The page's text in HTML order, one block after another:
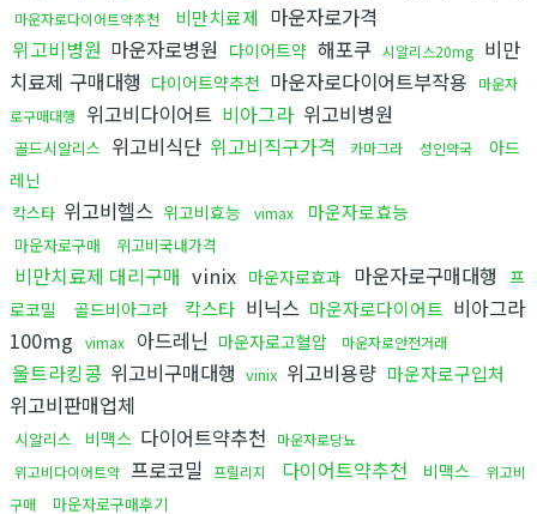
마운자로다이어트약추천 비만치료제 마운자로가격
위고비병원 마운자로병원 다이어트약 해포쿠 시알리스20mg 비만
치료제 구매대행 다이어트약추천 마운자로다이어트부작용
마운자
로구매대행
위고비다이어트 비아그라 위고비병원
골드시알리스 위고비식단 위고비직구가격 카마그라 성인약국
아드
레닌
칵스타 위고비헬스 위고비효능 vimax 마운자로효능
마운자로구매 위고비국내가격
비만치료제 대리구매 vinix 마운자로효과 마운자로구매대행 프
로코밀
골드비아그라 칵스타 비닉스 마운자로다이어트 비아그라
100mg
vimax 아드레닌 마운자로고혈압 마운자로안전거래
울트라킹콩 위고비구매대행 vinix 위고비용량 마운자로구입처
위고비판매업체
시알리스 비맥스 다이어트약추천
마운자로당뇨
위고비다이어트약 프로코밀 프릴리지 다이어트약추천 비맥스
위고비
구매
마운자로구매후기